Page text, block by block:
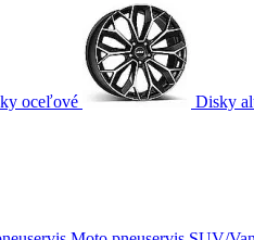
oceľové Disky